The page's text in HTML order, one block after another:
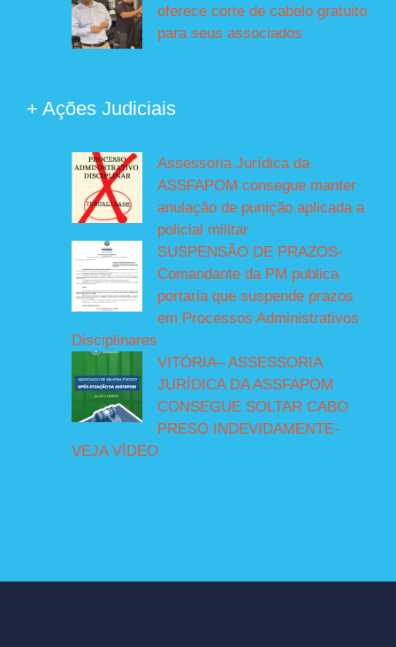
oferece corte de cabelo gratuito
para seus associados
+ Ações Judiciais
Assessoria Jurídica da
ASSFAPOM consegue manter
anulação de punição aplicada a
policial militar
SUSPENSÃO DE PRAZOS-
Comandante da PM publica
portaria que suspende prazos
em Processos Administrativos
Disciplinares
VITÓRIA– ASSESSORIA
JURÍDICA DA ASSFAPOM
CONSEGUE SOLTAR CABO
PRESO INDEVIDAMENTE-
VEJA VÍDEO